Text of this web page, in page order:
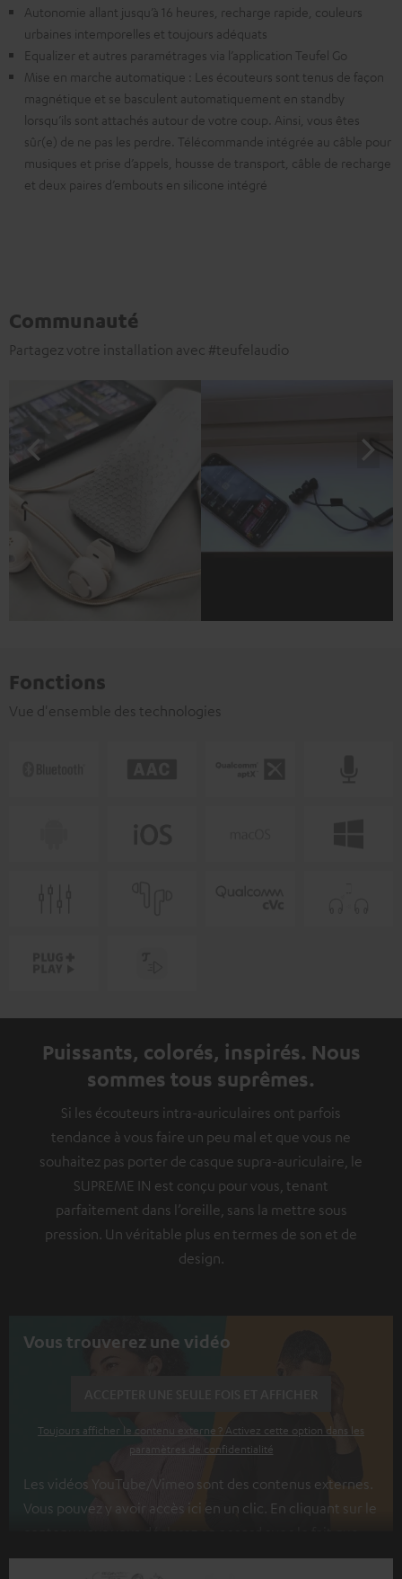
Autonomie allant jusqu’à 16 heures, recharge rapide, couleurs
urbaines intemporelles et toujours adéquats
Equalizer et autres paramétrages via l’application Teufel Go
Mise en marche automatique : Les écouteurs sont tenus de façon
magnétique et se basculent automatiquement en standby
lorsqu’ils sont attachés autour de votre coup. Ainsi, vous êtes
sûr(e) de ne pas les perdre. Télécommande intégrée au câble pour
musiques et prise d’appels, housse de transport, câble de recharge
et deux paires d’embouts en silicone intégré
Communauté
Partagez votre installation avec #teufelaudio
Fonctions
Vue d'ensemble des technologies
Puissants, colorés, inspirés. Nous
sommes tous suprêmes.
Si les écouteurs intra-auriculaires ont parfois
tendance à vous faire un peu mal et que vous ne
souhaitez pas porter de casque supra-auriculaire, le
SUPREME IN est conçu pour vous, tenant
parfaitement dans l’oreille, sans la mettre sous
pression. Un véritable plus en termes de son et de
design.
Vous trouverez une vidéo
Toujours afficher le contenu externe ? Activez cette option dans les
paramètres de confidentialité
Les vidéos YouTube/Vimeo sont des contenus externes.
Vous pouvez y avoir accès ici en un clic. En cliquant sur le
l’on vous montre des contenus extérieurs. Les données